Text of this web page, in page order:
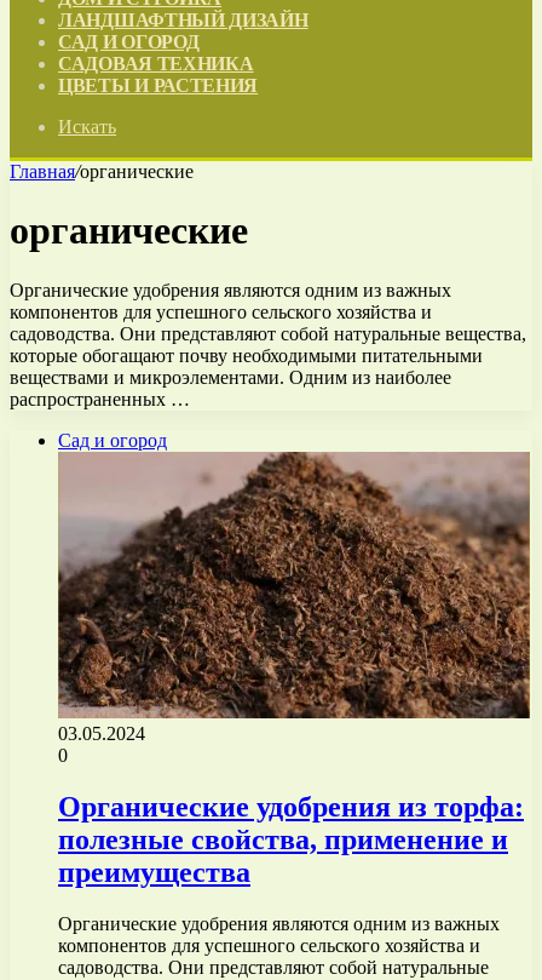
ЛАНДШАФТНЫЙ ДИЗАЙН
САД И ОГОРОД
САДОВАЯ ТЕХНИКА
ЦВЕТЫ И РАСТЕНИЯ
Искать
Главная/органические
органические
Органические удобрения являются одним из важных
компонентов для успешного сельского хозяйства и
садоводства. Они представляют собой натуральные вещества,
которые обогащают почву необходимыми питательными
веществами и микроэлементами. Одним из наиболее
распространенных …
Сад и огород
03.05.2024
0
Органические удобрения из торфа:
полезные свойства, применение и
преимущества
Органические удобрения являются одним из важных
компонентов для успешного сельского хозяйства и
садоводства. Они представляют собой натуральные